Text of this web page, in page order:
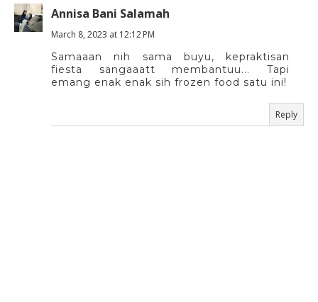
Annisa Bani Salamah
March 8, 2023 at 12:12 PM
Samaaan nih sama buyu, kepraktisan
fiesta sangaaatt membantuu... Tapi
emang enak enak sih frozen food satu ini!
Reply